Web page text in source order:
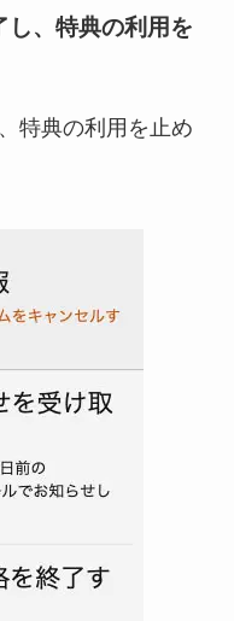
し、特典の利用を
特典の利用を止め